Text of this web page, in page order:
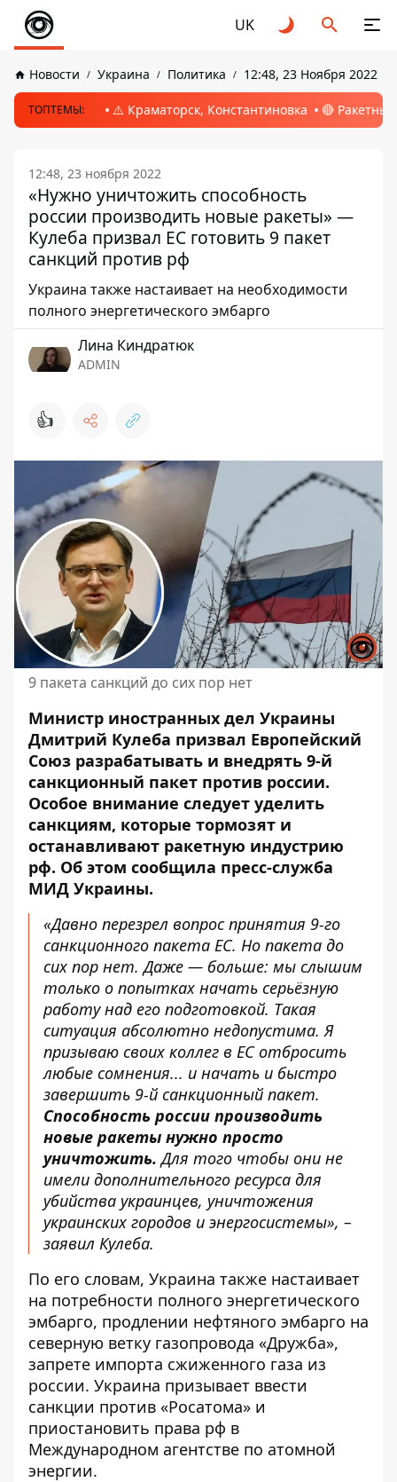
UK
Новости Украина Политика 12:48, 23 Ноября 2022
ТОПТЕМЫ: ⚠️ Краматорск, Константиновка 🔴
12:48, 23 ноября 2022
«Нужно уничтожить способность
россии производить новые ракеты» —
Кулеба призвал ЕС готовить 9 пакет
санкций против рф
Украина также настаивает на необходимости
полного энергетического эмбарго
Лина Киндратюк
ADMIN
👍
9 пакета санкций до сих пор нет
Министр иностранных дел Украины
Дмитрий Кулеба призвал Европейский
Союз разрабатывать и внедрять 9-й
санкционный пакет против россии.
Особое внимание следует уделить
санкциям, которые тормозят и
останавливают ракетную индустрию
рф. Об этом сообщила пресс-служба
МИД Украины.
«Давно перезрел вопрос принятия 9-го
санкционного пакета ЕС. Но пакета до
сих пор нет. Даже — больше: мы слышим
только о попытках начать серьёзную
работу над его подготовкой. Такая
ситуация абсолютно недопустима. Я
призываю своих коллег в ЕС отбросить
любые сомнения... и начать и быстро
завершить 9-й санкционный пакет.
Способность россии производить
новые ракеты нужно просто
уничтожить. Для того чтобы они не
имели дополнительного ресурса для
убийства украинцев, уничтожения
украинских городов и энергосистемы», –
заявил Кулеба.
По его словам, Украина также настаивает
на потребности полного энергетического
эмбарго, продлении нефтяного эмбарго на
северную ветку газопровода «Дружба»,
запрете импорта сжиженного газа из
россии. Украина призывает ввести
санкции против «Росатома» и
приостановить права рф в
Международном агентстве по атомной
энергии.